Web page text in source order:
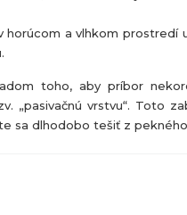
a vlhkom prostredí
toho, aby príbor
„pasivačnú vrstvu“. Toto
sa dlhodobo tešiť z